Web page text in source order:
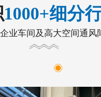
1000+细分
业车间及高大空间通风